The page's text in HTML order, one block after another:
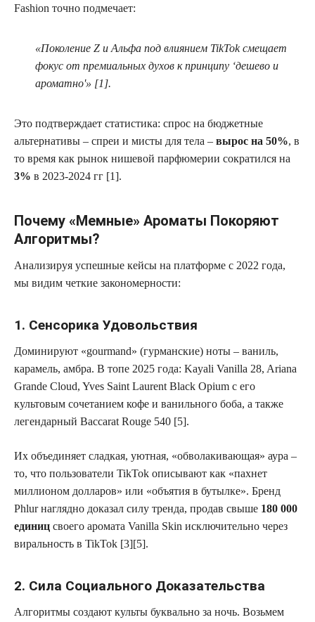
Fashion точно подмечает:
«Поколение Z и Альфа под влиянием TikTok смещает
фокус от премиальных духов к принципу ‘дешево и
ароматно'» [1].
Это подтверждает статистика: спрос на бюджетные
альтернативы – спреи и мисты для тела – вырос на 50%, в
то время как рынок нишевой парфюмерии сократился на
3% в 2023-2024 гг [1].
Почему «Мемные» Ароматы Покоряют
Алгоритмы?
Анализируя успешные кейсы на платформе с 2022 года,
мы видим четкие закономерности:
1. Сенсорика Удовольствия
Доминируют «gourmand» (гурманские) ноты – ваниль,
карамель, амбра. В топе 2025 года: Kayali Vanilla 28, Ariana
Grande Cloud, Yves Saint Laurent Black Opium с его
культовым сочетанием кофе и ванильного боба, а также
легендарный Baccarat Rouge 540 [5].
Их объединяет сладкая, уютная, «обволакивающая» аура –
то, что пользователи TikTok описывают как «пахнет
миллионом долларов» или «объятия в бутылке». Бренд
Phlur наглядно доказал силу тренда, продав свыше 180 000
единиц своего аромата Vanilla Skin исключительно через
виральность в TikTok [3][5].
2. Сила Социального Доказательства
Алгоритмы создают культы буквально за ночь. Возьмем